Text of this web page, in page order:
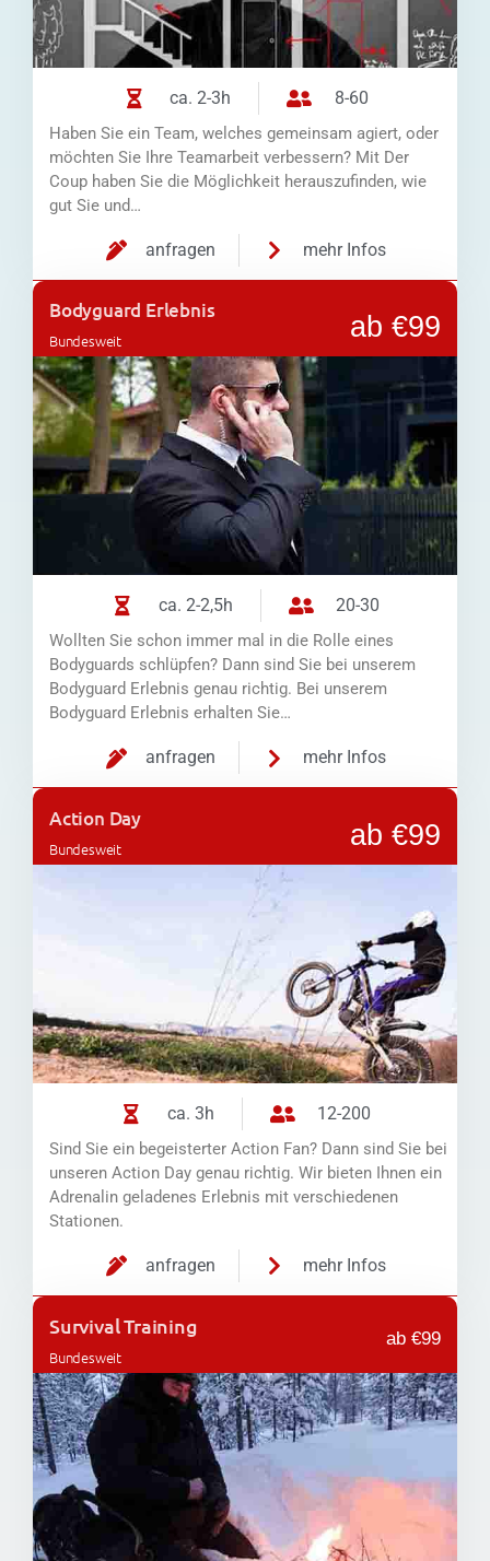
ca. 2-3h 8-60
Haben Sie ein Team, welches gemeinsam agiert, oder
möchten Sie Ihre Teamarbeit verbessern? Mit Der
Coup haben Sie die Möglichkeit herauszufinden, wie
gut Sie und…
anfragen mehr Infos
Bodyguard Erlebnis
Bundesweit ab €99
ca. 2-2,5h 20-30
Wollten Sie schon immer mal in die Rolle eines
Bodyguards schlüpfen? Dann sind Sie bei unserem
Bodyguard Erlebnis genau richtig. Bei unserem
Bodyguard Erlebnis erhalten Sie…
anfragen mehr Infos
Action Day
Bundesweit ab €99
ca. 3h 12-200
Sind Sie ein begeisterter Action Fan? Dann sind Sie bei
unseren Action Day genau richtig. Wir bieten Ihnen ein
Adrenalin geladenes Erlebnis mit verschiedenen
Stationen.
anfragen mehr Infos
Survival Training
Bundesweit
ab €99